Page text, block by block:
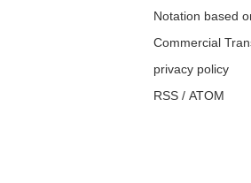
Notation based
Commercial
privacy policy
RSS / ATOM